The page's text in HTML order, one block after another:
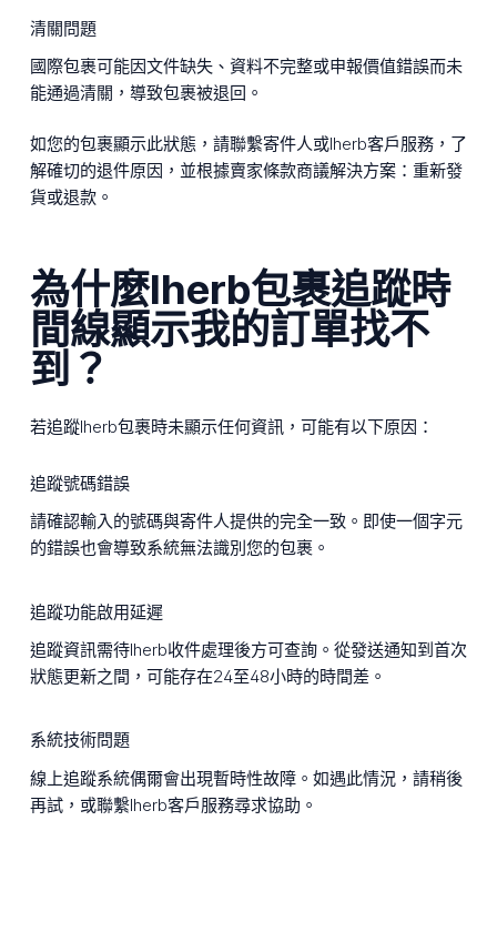
清關問題
國際包裹可能因文件缺失、資料不完整或申報價值錯誤而未
能通過清關，導致包裹被退回。
如您的包裹顯示此狀態，請聯繫寄件人或Iherb客戶服務，了
解確切的退件原因，並根據賣家條款商議解決方案：重新發
貨或退款。
為什麼Iherb包裹追蹤時
間線顯示我的訂單找不
到？
若追蹤Iherb包裹時未顯示任何資訊，可能有以下原因：
追蹤號碼錯誤
請確認輸入的號碼與寄件人提供的完全一致。即使一個字元
的錯誤也會導致系統無法識別您的包裹。
追蹤功能啟用延遲
追蹤資訊需待Iherb收件處理後方可查詢。從發送通知到首次
狀態更新之間，可能存在24至48小時的時間差。
系統技術問題
線上追蹤系統偶爾會出現暫時性故障。如遇此情況，請稍後
再試，或聯繫Iherb客戶服務尋求協助。